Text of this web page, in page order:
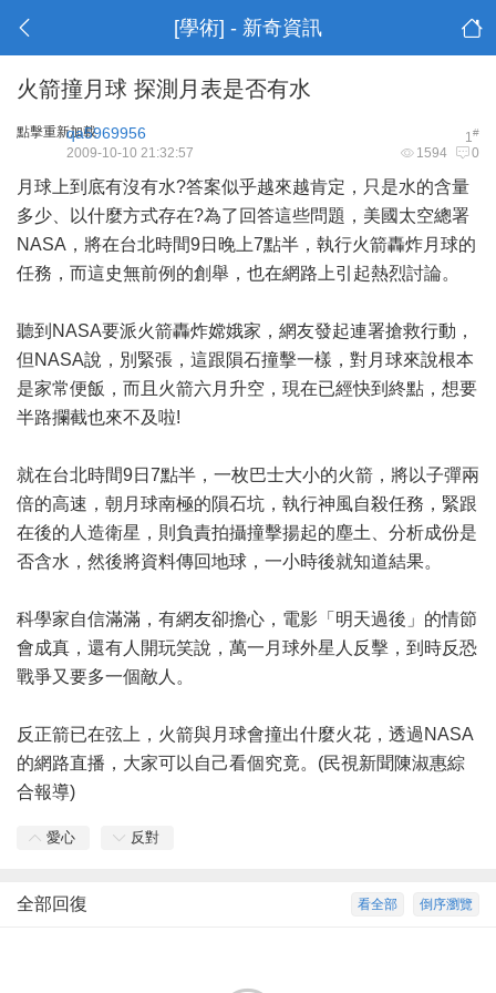
[學術] - 新奇資訊
火箭撞月球 探測月表是否有水
點擊重新加載 1#
qa5969956
1594 0
2009-10-10 21:32:57
月球上到底有沒有水?答案似乎越來越肯定，只是水的含量
多少、以什麼方式存在?為了回答這些問題，美國太空總署
NASA，將在台北時間9日晚上7點半，執行火箭轟炸月球的
任務，而這史無前例的創舉，也在網路上引起熱烈討論。
聽到NASA要派火箭轟炸嫦娥家，網友發起連署搶救行動，
但NASA說，別緊張，這跟隕石撞擊一樣，對月球來說根本
是家常便飯，而且火箭六月升空，現在已經快到終點，想要
半路攔截也來不及啦!
就在台北時間9日7點半，一枚巴士大小的火箭，將以子彈兩
倍的高速，朝月球南極的隕石坑，執行神風自殺任務，緊跟
在後的人造衛星，則負責拍攝撞擊揚起的塵土、分析成份是
否含水，然後將資料傳回地球，一小時後就知道結果。
科學家自信滿滿，有網友卻擔心，電影「明天過後」的情節
會成真，還有人開玩笑說，萬一月球外星人 反擊，到時反恐
戰爭又要多一個敵人。
反正箭已在弦上，火箭與月球會撞出什麼火花，透過NASA
的網路直播，大家可以自己看個究竟。(民視新聞陳淑惠綜
合報導)
愛心 反對
倒序瀏覽
看全部
全部回復